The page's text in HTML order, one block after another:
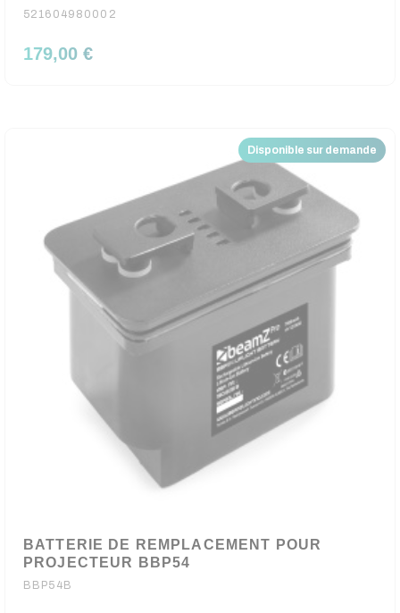
521604980002
179,00 €
Disponible sur demande
BATTERIE DE REMPLACEMENT POUR
PROJECTEUR BBP54
BBP54B